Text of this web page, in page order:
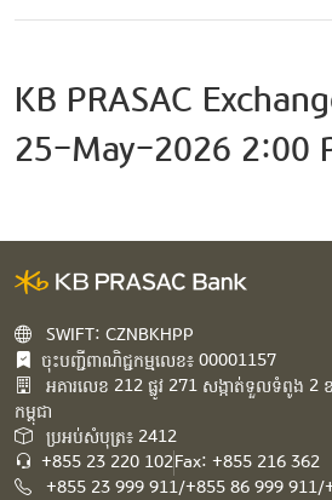
KB PRASAC
25-May-2026 2:00
SWIFT: CZNBKHPP
ចុះបញ្ជីពាណិជ្ជកម្មលេខ៖ 00001157
អគារ​លេខ​ 212 ផ្លូវ 271 សង្កាត់ទួលទំពូង 2
កម្ពុជា​
ប្រអប់សំបុត្រ៖ 2412
+855 23 220 102Fax: +855 216 362
+855 23 999 911/+855 86 999 911/